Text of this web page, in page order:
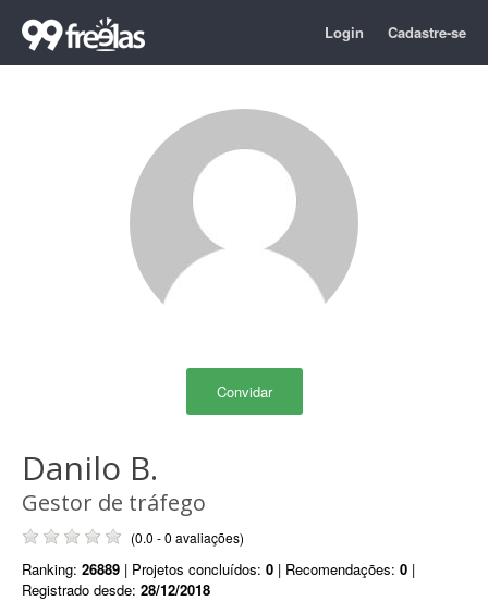
Login Cadastre-se
Convidar
Danilo B.
Gestor de tráfego
(0.0 - 0 avaliações)
Ranking: 26889 | Projetos concluídos: 0 | Recomendações: 0 |
Registrado desde: 28/12/2018